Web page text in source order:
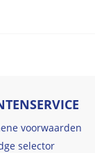
voorwaarden
selector